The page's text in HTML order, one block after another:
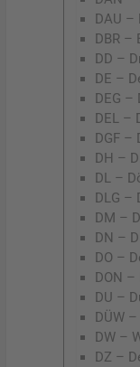
DAU –
DBR –
DD –
DE –
DEG –
DEL –
DGF –
DH –
DL –
DLG –
DM –
DN –
DO –
DON –
DU –
DÜW
DW –
DZ –